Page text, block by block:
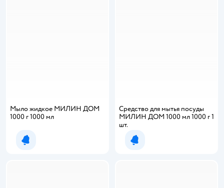
Мыло жидкое МИЛИН ДОМ
1000 г 1000 мл
Уведомить о появлении
Средство для мытья посуды
МИЛИН ДОМ 1000 мл 1000 г 1
шт.
Уведомить о появлении